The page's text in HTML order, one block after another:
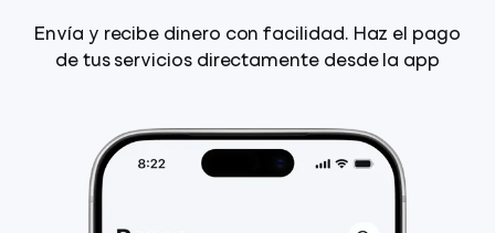
Envía y recibe dinero con facilidad. Haz el pago
de tus servicios directamente desde la app